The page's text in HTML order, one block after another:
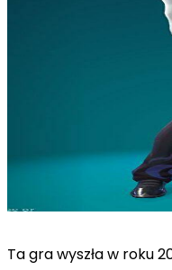
Ta gra wyszła w roku